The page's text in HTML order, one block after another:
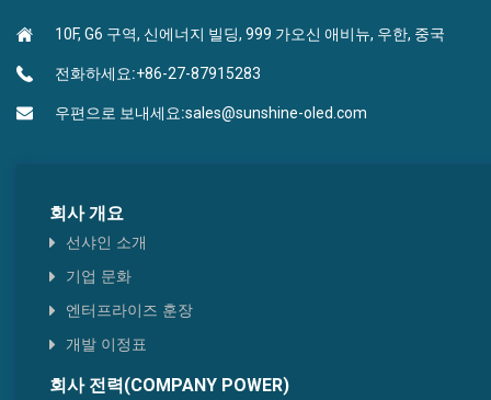
10F, G6 구역, 신에너지 빌딩, 999 가오신 애비뉴, 우한, 중국
전화하세요:+86-27-87915283
우편으로 보내세요:sales@sunshine-oled.com
회사 개요
선샤인 소개
기업 문화
엔터프라이즈 훈장
개발 이정표
회사 전력(COMPANY POWER)